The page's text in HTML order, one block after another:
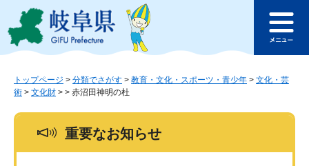
ジ
ュ
このページの本文へ
ュ
トップページ > 分類でさがす > 教育・文化・スポーツ・青少年 > 文化・芸
術 > 文化財 > > 赤沼田神明の杜
重要なお知らせ